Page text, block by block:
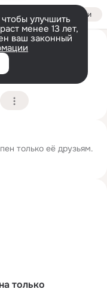
Войти
улучшить
менее 13 лет,
ваш законный
только
только её друзьям.